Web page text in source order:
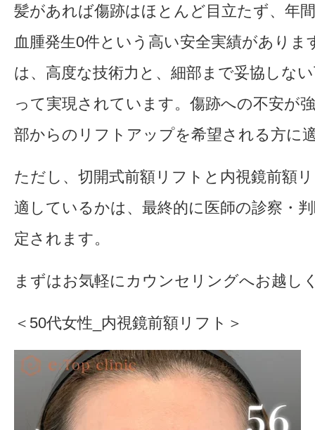
髪があれば傷跡はほとんど目立たず、年
血腫発生0件という高い安全実績がありま
は、高度な技術力と、細部まで妥協しな
って実現されています。傷跡への不安が
部からのリフトアップを希望される方に
ただし、切開式前額リフトと内視鏡前額
適しているかは、最終的に医師の診察・
定されます。
まずはお気軽にカウンセリングへお越し
＜50代女性_内視鏡前額リフト＞